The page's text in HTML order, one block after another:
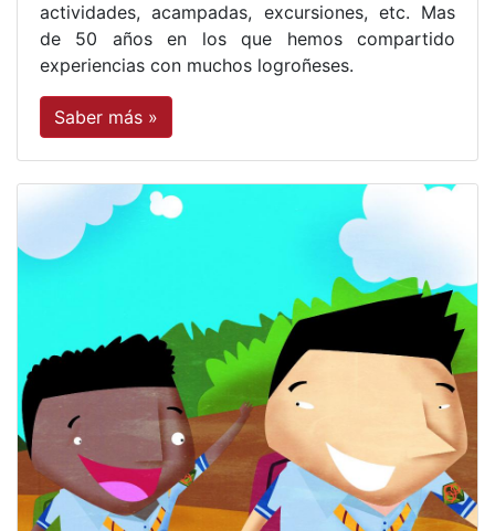
actividades, acampadas, excursiones, etc. Mas
de 50 años en los que hemos compartido
experiencias con muchos logroñeses.
Saber más »